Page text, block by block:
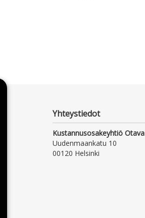
Yhteystiedot
Kustannusosakeyhtiö Otava
Uudenmaankatu 10
00120 Helsinki